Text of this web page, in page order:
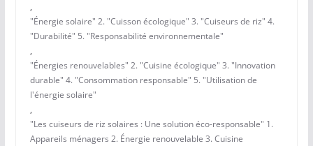
,
"Énergie solaire" 2. "Cuisson écologique" 3. "Cuiseurs de riz" 4.
"Durabilité" 5. "Responsabilité environnementale"
,
"Énergies renouvelables" 2. "Cuisine écologique" 3. "Innovation
durable" 4. "Consommation responsable" 5. "Utilisation de
l'énergie solaire"
,
"Les cuiseurs de riz solaires : Une solution éco-responsable" 1.
Appareils ménagers 2. Énergie renouvelable 3. Cuisine